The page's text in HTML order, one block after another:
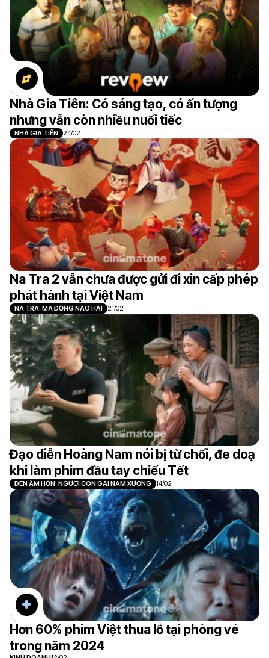
Nhà Gia Tiên: Có sáng tạo, có ấn tượng
nhưng vẫn còn nhiều nuối tiếc
NHÀ GIA TIÊN 24/02
Na Tra 2 vẫn chưa được gửi đi xin cấp phép
phát hành tại Việt Nam
NA TRA: MA ĐỒNG NÁO HẢI 21/02
Đạo diễn Hoàng Nam nói bị từ chối, đe doạ
khi làm phim đầu tay chiếu Tết
ĐÈN ÂM HỒN: NGƯỜI CON GÁI NAM XƯƠNG 14/02
Hơn 60% phim Việt thua lỗ tại phòng vé
trong năm 2024